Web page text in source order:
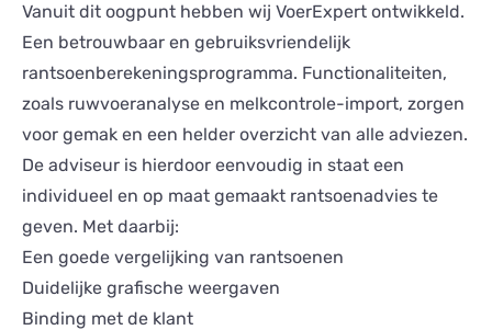
Vanuit dit oogpunt hebben wij VoerExpert ontwikkeld.
Een betrouwbaar en gebruiksvriendelijk
rantsoenberekeningsprogramma. Functionaliteiten,
zoals ruwvoeranalyse en melkcontrole-import, zorgen
voor gemak en een helder overzicht van alle adviezen.
De adviseur is hierdoor eenvoudig in staat een
individueel en op maat gemaakt rantsoenadvies te
geven. Met daarbij:
Een goede vergelijking van rantsoenen
Duidelijke grafische weergaven
Binding met de klant